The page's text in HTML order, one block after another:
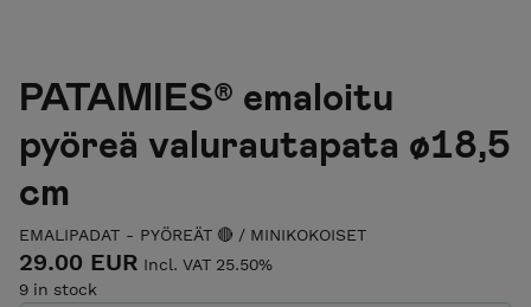
PATAMIES® emaloitu
pyöreä valurautapata ø18,5
cm
EMALIPADAT - PYÖREÄT 🔴 / MINIKOKOISET
29.00 EUR Incl. VAT 25.50%
9 in stock